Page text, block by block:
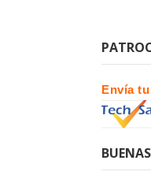
Envía